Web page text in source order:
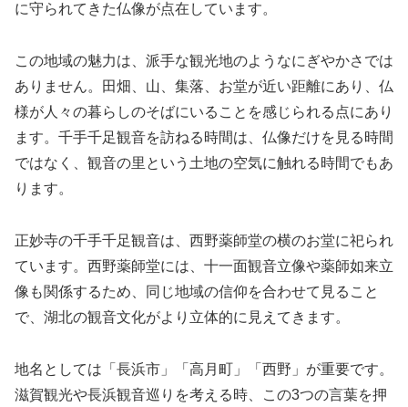
に守られてきた仏像が点在しています。
この地域の魅力は、派手な観光地のようなにぎやかさでは
ありません。田畑、山、集落、お堂が近い距離にあり、仏
様が人々の暮らしのそばにいることを感じられる点にあり
ます。千手千足観音を訪ねる時間は、仏像だけを見る時間
ではなく、観音の里という土地の空気に触れる時間でもあ
ります。
正妙寺の千手千足観音は、西野薬師堂の横のお堂に祀られ
ています。西野薬師堂には、十一面観音立像や薬師如来立
像も関係するため、同じ地域の信仰を合わせて見ること
で、湖北の観音文化がより立体的に見えてきます。
地名としては「長浜市」「高月町」「西野」が重要です。
滋賀観光や長浜観音巡りを考える時、この3つの言葉を押